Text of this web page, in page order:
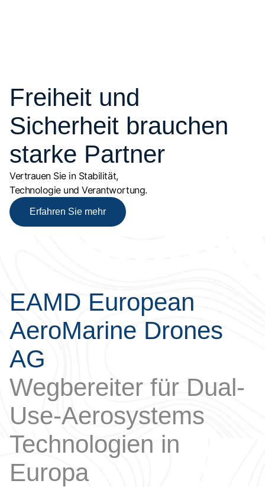
Freiheit und
Sicherheit brauchen
starke Partner
Vertrauen Sie in Stabilität,
Technologie und Verantwortung.
Erfahren Sie mehr
EAMD European
AeroMarine Drones
AG
Wegbereiter für Dual-
Use-Aerosystems
Technologien in
Europa